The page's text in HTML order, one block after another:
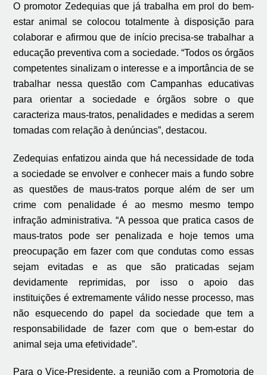
O promotor Zedequias que já trabalha em prol do bem-
estar animal se colocou totalmente à disposição para
colaborar e afirmou que de início precisa-se trabalhar a
educação preventiva com a sociedade. “Todos os órgãos
competentes sinalizam o interesse e a importância de se
trabalhar nessa questão com Campanhas educativas
para orientar a sociedade e órgãos sobre o que
caracteriza maus-tratos, penalidades e medidas a serem
tomadas com relação à denúncias”, destacou.
Zedequias enfatizou ainda que há necessidade de toda
a sociedade se envolver e conhecer mais a fundo sobre
as questões de maus-tratos porque além de ser um
crime com penalidade é ao mesmo mesmo tempo
infração administrativa. “A pessoa que pratica casos de
maus-tratos pode ser penalizada e hoje temos uma
preocupação em fazer com que condutas como essas
sejam evitadas e as que são praticadas sejam
devidamente reprimidas, por isso o apoio das
instituições é extremamente válido nesse processo, mas
não esquecendo do papel da sociedade que tem a
responsabilidade de fazer com que o bem-estar do
animal seja uma efetividade”.
Para o Vice-Presidente, a reunião com a Promotoria de